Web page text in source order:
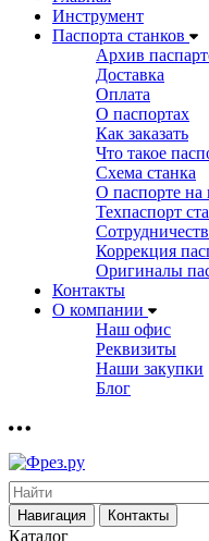
Инструмент
Паспорта станков
Архив
Доставка
Оплата
О паспортах
Как заказать
Что такое
Схема станка
О паспорте на
Техпаспорт
Коррекция
Оригиналы
Контакты
О компании
Наш офис
Реквизиты
Наши закупки
Блог
Навигация Контакты
Каталог